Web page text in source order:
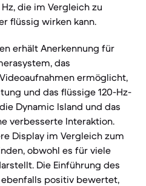
die im Vergleich zu
flüssig wirken kann.
erhält Anerkennung für
das
ermöglicht,
und das flüssige 120-Hz-
Dynamic Island und das
verbesserte Interaktion.
Display im Vergleich zum
obwohl es für viele
Die Einführung des
positiv bewertet,